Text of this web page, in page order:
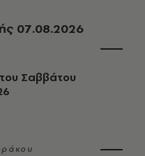
07.08.2026
Σαββάτου